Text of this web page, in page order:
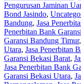
Pengurusan Jaminan
Bond Jasindo,
Bandung, Jasa
Penerbitan Bank
Garansi Bandung Timur,
Utara, Jasa Penerbitan
Garansi Bekasi Barat,
Jasa Penerbitan Bank
Garansi Bekasi Utara,